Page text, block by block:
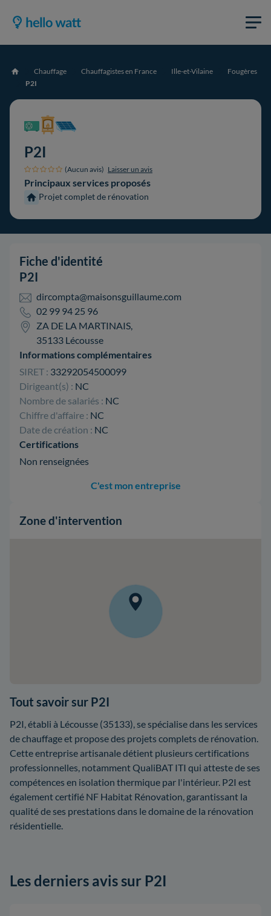
Accueil Chauffage Chauffagistes en France Ille-et-Vilaine
Fougères
P2I
P2I
(Aucun avis) Laisser un avis
Principaux services proposés
Projet complet de rénovation
Fiche d'identité
P2I
dircompta@maisonsguillaume.com
02 99 94 25 96
ZA DE LA MARTINAIS,
35133 Lécousse
Informations complémentaires
SIRET : 33292054500099
Dirigeant(s) : NC
Nombre de salariés : NC
Chiffre d'affaire : NC
Date de création : NC
Certifications
Non renseignées
C'est mon entreprise
Zone d'intervention
Tout savoir sur P2I
P2I, établi à Lécousse (35133), se spécialise dans les services
de chauffage et propose des projets complets de rénovation.
Cette entreprise artisanale détient plusieurs certifications
professionnelles, notamment QualiBAT ITI qui atteste de ses
compétences en isolation thermique par l'intérieur. P2I est
également certifié NF Habitat Rénovation, garantissant la
qualité de ses prestations dans le domaine de la rénovation
résidentielle.
Les derniers avis sur P2I